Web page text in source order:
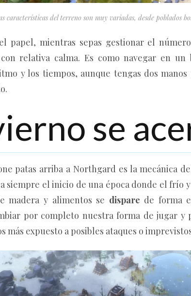
características del terreno son muy variadas, desde poblados
papel, mientras sepas gestionar el
relativa calma. Es como navegar en un
y los tiempos, aunque tengas dos
se
patas arriba a Northgard es la mecánica
siempre el inicio de una época donde el
madera y alimentos se dispare de forma
por completo nuestra forma de jugar y
más expuesto a posibles ataques o